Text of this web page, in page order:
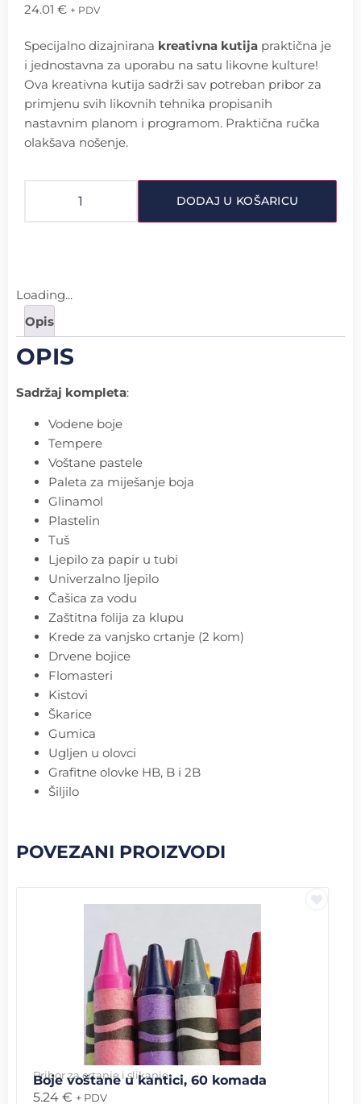
24.01 € + PDV
Specijalno dizajnirana kreativna kutija praktična je
i jednostavna za uporabu na satu likovne kulture!
Ova kreativna kutija sadrži sav potreban pribor za
primjenu svih likovnih tehnika propisanih
nastavnim planom i programom. Praktična ručka
olakšava nošenje.
DODAJ U KOŠARICU
Loading...
Opis
OPIS
Sadržaj kompleta:
Vodene boje
Tempere
Voštane pastele
Paleta za miješanje boja
Glinamol
Plastelin
Tuš
Ljepilo za papir u tubi
Univerzalno ljepilo
Čašica za vodu
Zaštitna folija za klupu
Krede za vanjsko crtanje (2 kom)
Drvene bojice
Flomasteri
Kistovi
Škarice
Gumica
Ugljen u olovci
Grafitne olovke HB, B i 2B
Šiljilo
POVEZANI PROIZVODI
Pribor za crtanje i slikanje
Boje voštane u kantici, 60 komada
5.24 € + PDV